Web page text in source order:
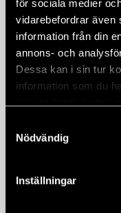
för sociala medier
vidarebefordrar även
information från din
annons- och
Dessa kan i sin tur
information som du
Nödvändig
Inställningar
utan kompromisser,